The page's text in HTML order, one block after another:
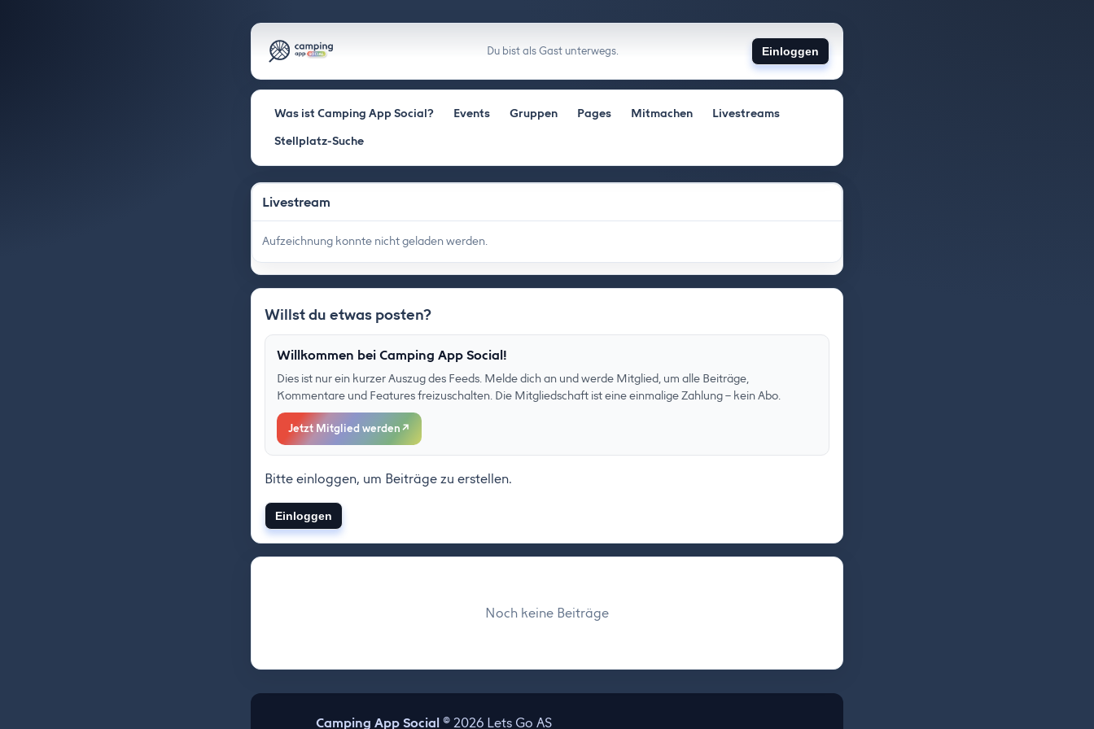
Du bist als Gast unterwegs. Einloggen
Was ist Camping App Social? Events Gruppen Pages Mitmachen
Livestreams
Stellplatz-Suche
Livestream
Aufzeichnung konnte nicht geladen werden.
Willst du etwas posten?
Willkommen bei Camping App Social!
Dies ist nur ein kurzer Auszug des Feeds. Melde dich an und werde Mitglied, um alle Beiträge,
Kommentare und Features freizuschalten. Die Mitgliedschaft ist eine einmalige Zahlung – kein Abo.
Jetzt Mitglied werden ↗
Bitte einloggen, um Beiträge zu erstellen.
Einloggen
Noch keine Beiträge
Camping App Social © 2026 Lets Go AS